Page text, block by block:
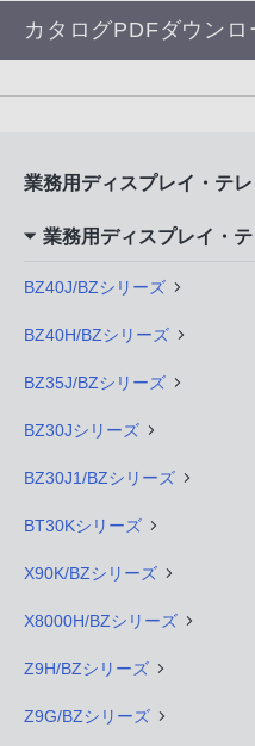
カタログPDFダウンロ
業務用ディスプレイ・テ
業務用ディスプレイ・
BZ40J/BZシリーズ
BZ40H/BZシリーズ
BZ35J/BZシリーズ
BZ30Jシリーズ
BZ30J1/BZシリーズ
BT30Kシリーズ
X90K/BZシリーズ
X8000H/BZシリーズ
Z9H/BZシリーズ
Z9G/BZシリーズ